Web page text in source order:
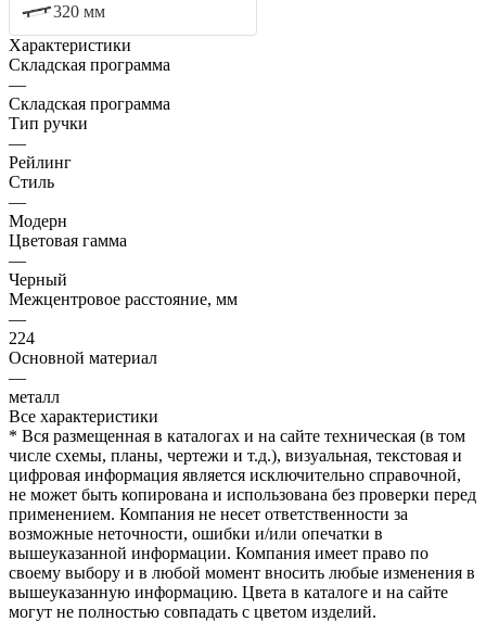
320 мм
Характеристики
Складская программа
—
Складская программа
Тип ручки
—
Рейлинг
Стиль
—
Модерн
Цветовая гамма
—
Черный
Межцентровое расстояние, мм
—
224
Основной материал
—
металл
Все характеристики
* Вся размещенная в каталогах и на сайте техническая (в том
числе схемы, планы, чертежи и т.д.), визуальная, текстовая и
цифровая информация является исключительно справочной,
не может быть копирована и использована без проверки перед
применением. Компания не несет ответственности за
возможные неточности, ошибки и/или опечатки в
вышеуказанной информации. Компания имеет право по
своему выбору и в любой момент вносить любые изменения в
вышеуказанную информацию. Цвета в каталоге и на сайте
могут не полностью совпадать с цветом изделий.